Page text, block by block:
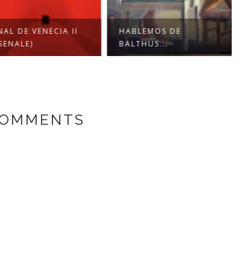
DE VENECIA II
HABLEMOS DE
BALTHUS...